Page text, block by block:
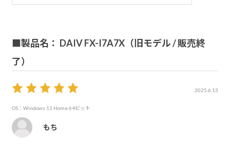
■製品名： DAIV FX-I7A7X（旧モデル / 販売終
了）
2025.6.13
OS：Windows 11 Home 64ビット
もち